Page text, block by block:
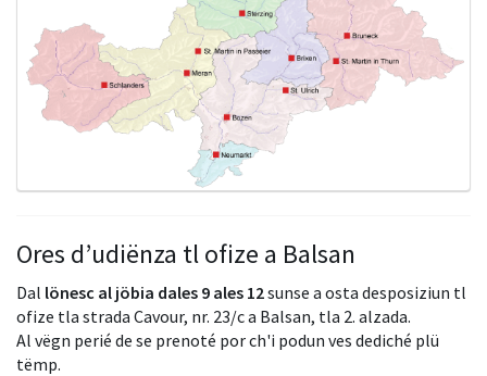
Ores d’udiënza tl ofize a Balsan
Dal lönesc al jöbia dales 9 ales 12sunse a osta desposiziun tl
ofize tla strada Cavour, nr. 23/c a Balsan, tla 2. alzada.
Al vëgn perié de se prenoté por ch'i podun ves dediché plü
tëmp.